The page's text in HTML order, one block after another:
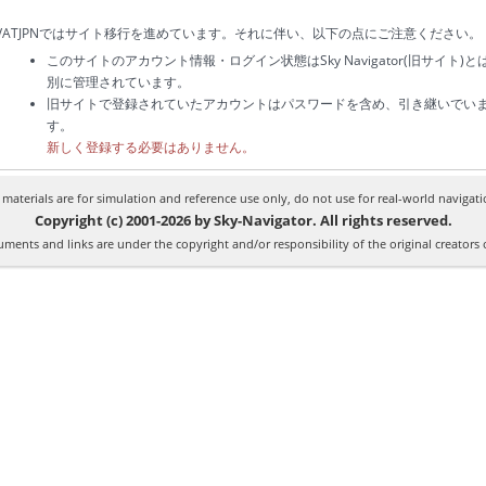
ではサイト移行を進めています。それに伴い、以下の点にご注意ください。
このサイトのアカウント情報・ログイン状態はSky Navigator(旧サイト)と
別に管理されています。
旧サイトで登録されていたアカウントはパスワードを含め、引き継いでいま
す。
新しく登録する必要はありません。
are for simulation and reference use only, do not use for real-world
Copyright (c) 2001-2026 by Sky-Navigator. All rights reserved.
and links are under the copyright and/or responsibility of the original creators